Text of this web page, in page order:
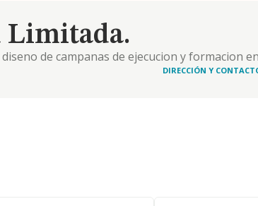
Limitada.
de campanas de ejecucion y formacion en
DIRECCIÓN Y